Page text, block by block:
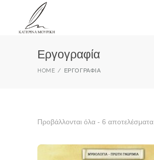
Εργογραφία
HOME ΕΡΓΟΓΡΑΦΊΑ
Προβάλλονται όλα - 6 αποτελέσματα